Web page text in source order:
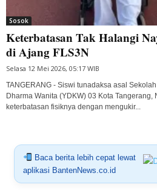
Sosok
Keterbatasan Tak Halangi
di Ajang FLS3N
Selasa 12 Mei 2026, 05:17 WIB
TANGERANG - Siswi tunadaksa asal
Dharma Wanita (YDKW) 03 Kota
keterbatasan fisiknya dengan mengukir...
Baca berita lebih cepat lewat
aplikasi BantenNews.co.id